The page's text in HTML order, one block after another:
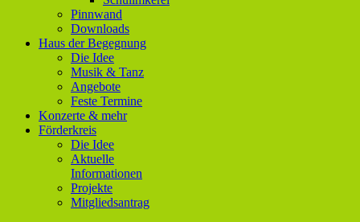
Pinnwand
Downloads
Haus der Begegnung
Die Idee
Musik & Tanz
Angebote
Feste Termine
Konzerte & mehr
Förderkreis
Die Idee
Aktuelle
Informationen
Projekte
Mitgliedsantrag